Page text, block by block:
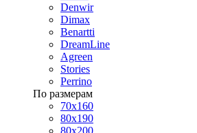
Denwir
Dimax
Benartti
DreamLine
Agreen
Stories
Perrino
По размерам
70х160
80х190